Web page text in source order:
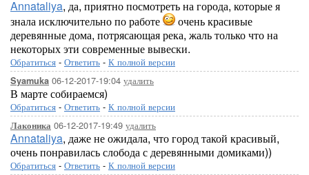
Annataliya, да, приятно посмотреть на города, которые я
знала исключительно по работе
очень красивые
деревянные дома, потрясающая река, жаль только что на
некоторых эти современные вывески.
Обратиться - Ответить - К полной версии
Syamuka 06-12-2017-19:04 удалить
В марте собираемся)
Обратиться - Ответить - К полной версии
Лаконика 06-12-2017-19:49 удалить
Annataliya, даже не ожидала, что город такой красивый,
очень понравилась слобода с деревянными домиками))
Обратиться - Ответить - К полной версии